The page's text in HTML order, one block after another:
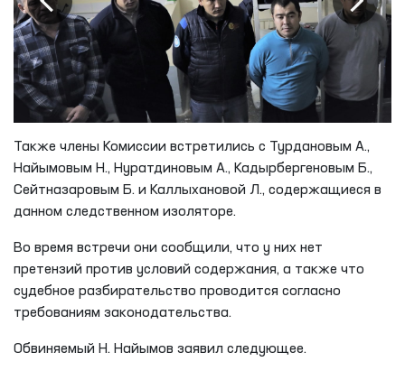
Также члены Комиссии встретились с Турдановым А.,
Найымовым Н., Нуратдиновым А., Кадырбергеновым Б.,
Сейтназаровым Б. и Каллыхановой Л., содержащиеся в
данном следственном изоляторе.
Во время встречи они сообщили, что у них нет
претензий против условий содержания, а также что
судебное разбирательство проводится согласно
требованиям законодательства.
Обвиняемый Н. Найымов заявил следующее.